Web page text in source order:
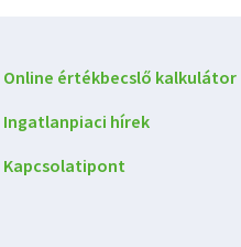
Online értékbecslő kalkulátor
Ingatlanpiaci hírek
Kapcsolatipont